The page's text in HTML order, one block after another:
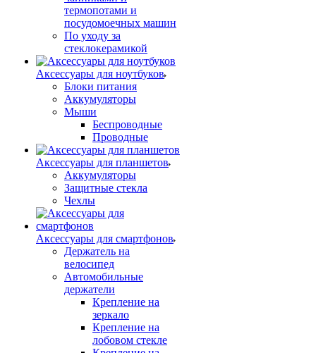
термопотами и
посудомоечных машин
По уходу за
стеклокерамикой
Аксессуары для ноутбуков
Блоки питания
Аккумуляторы
Мыши
Беспроводные
Проводные
Аксессуары для планшетов
Аккумуляторы
Защитные стекла
Чехлы
Аксессуары для смартфонов
Держатель на
велосипед
Автомобильные
держатели
Крепление на
зеркало
Крепление на
лобовом стекле